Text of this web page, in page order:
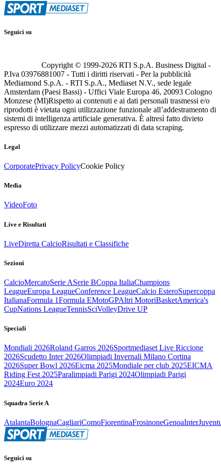
Seguici su
Copyright © 1999-2026 RTI S.p.A. Business Digital -
P.Iva 03976881007 - Tutti i diritti riservati - Per la pubblicità
Mediamond S.p.A. - RTI S.p.A., Mediaset N.V., sede legale
Amsterdam (Paesi Bassi) - Uffici Viale Europa 46, 20093 Cologno
Monzese (MI)Rispetto ai contenuti e ai dati personali trasmessi e/o
riprodotti è vietata ogni utilizzazione funzionale all’addestramento di
sistemi di intelligenza artificiale generativa. È altresì fatto divieto
espresso di utilizzare mezzi automatizzati di data scraping.
Legal
CorporatePrivacy PolicyCookie Policy
Media
VideoFoto
Live e Risultati
LiveDiretta CalcioRisultati e Classifiche
Sezioni
CalcioMercatoSerie ASerie BCoppa ItaliaChampions
LeagueEuropa LeagueConference LeagueCalcio EsteroSupercoppa
ItalianaFormula 1Formula EMotoGPAltri MotoriBasketAmerica's
CupNations LeagueTennisSciVolleyDrive UP
Speciali
Mondiali 2026Roland Garros 2026Sportmediaset Live Riccione
2026Scudetto Inter 2026Olimpiadi Invernali Milano Cortina
2026Super Bowl 2026Eicma 2025Mondiale per club 2025EICMA
Riding Fest 2025Paralimpiadi Parigi 2024Olimpiadi Parigi
2024Euro 2024
Squadra Serie A
AtalantaBolognaCagliariComoFiorentinaFrosinoneGenoaInter
Seguici su